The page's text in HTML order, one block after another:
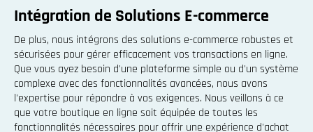
Intégration de Solutions E-commerce
De plus, nous intégrons des solutions e-commerce robustes et
sécurisées pour gérer efficacement vos transactions en ligne.
Que vous ayez besoin d'une plateforme simple ou d'un système
complexe avec des fonctionnalités avancées, nous avons
l'expertise pour répondre à vos exigences. Nous veillons à ce
que votre boutique en ligne soit équipée de toutes les
fonctionnalités nécessaires pour offrir une expérience d'achat